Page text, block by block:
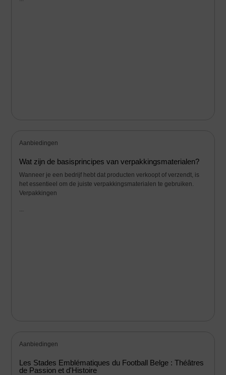
Aanbiedingen
Wat zijn de basisprincipes van verpakkingsmaterialen?
Wanneer je een bedrijf hebt dat producten verkoopt of verzendt, is
het essentieel om de juiste verpakkingsmaterialen te gebruiken.
Verpakkingen
...
Aanbiedingen
Les Stades Emblématiques du Football Belge : Théâtres
de Passion et d'Histoire